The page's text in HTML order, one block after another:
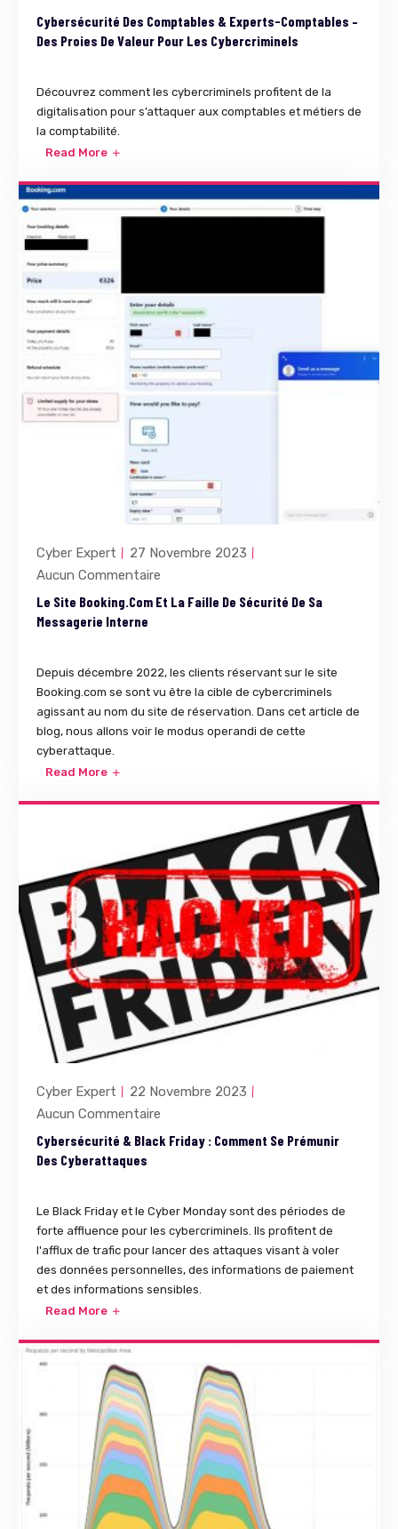
Cybersécurité Des Comptables & Experts-Comptables –
Des Proies De Valeur Pour Les Cybercriminels
Découvrez comment les cybercriminels profitent de la
digitalisation pour s’attaquer aux comptables et métiers de
la comptabilité.
Read More
Cyber Expert
27 Novembre 2023
Aucun Commentaire
Le Site Booking.com Et La Faille De Sécurité De Sa
Messagerie Interne
Depuis décembre 2022, les clients réservant sur le site
Booking.com se sont vu être la cible de cybercriminels
agissant au nom du site de réservation. Dans cet article de
blog, nous allons voir le modus operandi de cette
cyberattaque.
Read More
Cyber Expert
22 Novembre 2023
Aucun Commentaire
Cybersécurité & Black Friday : Comment Se Prémunir
Des Cyberattaques
Le Black Friday et le Cyber Monday sont des périodes de
forte affluence pour les cybercriminels. Ils profitent de
l'afflux de trafic pour lancer des attaques visant à voler
des données personnelles, des informations de paiement
et des informations sensibles.
Read More